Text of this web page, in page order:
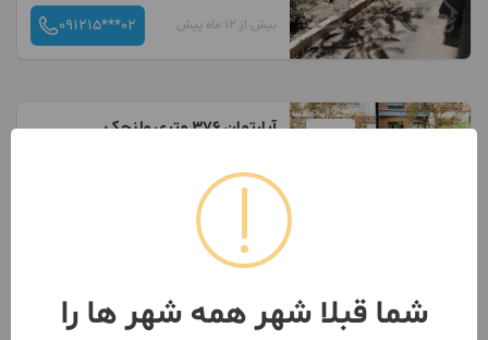
بیش از 12 ماه پیش 091215***02
آپارتمان ۳۷۶ متری ولنجک
- ولنجک
شما قبلا شهر همه شهر ها را